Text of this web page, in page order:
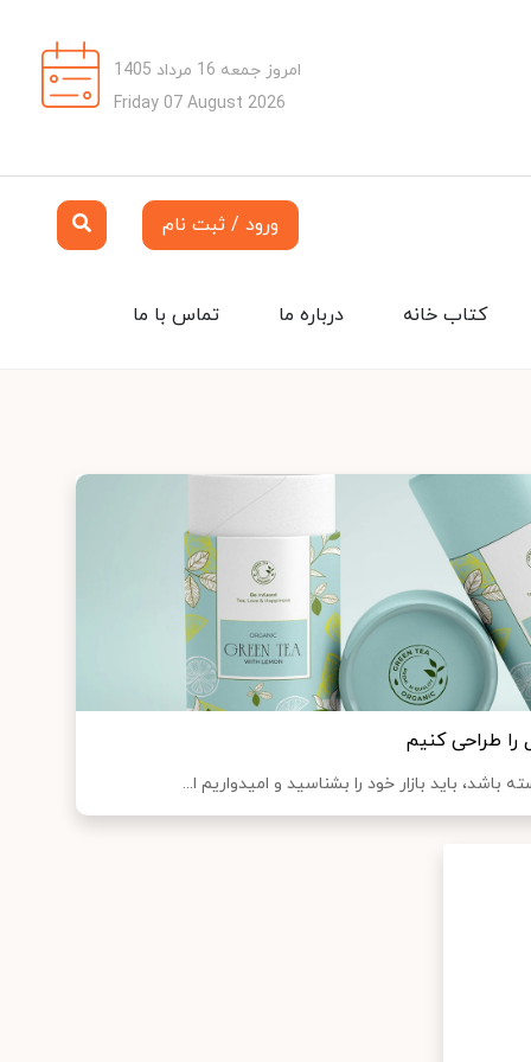
امروز جمعه 16 مرداد 1405
Friday 07 August 2026
ورود / ثبت نام
تماس با ما درباره ما کتاب خانه
طراحی کنیم
باشد، باید بازار خود را بشناسید و امیدواریم ا...